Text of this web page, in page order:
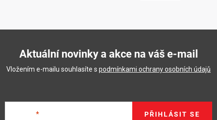
Aktuální novinky a akce na váš e-mail
Vložením e-mailu souhlasíte s podmínkami ochrany osobních údajů
PŘIHLÁSIT SE